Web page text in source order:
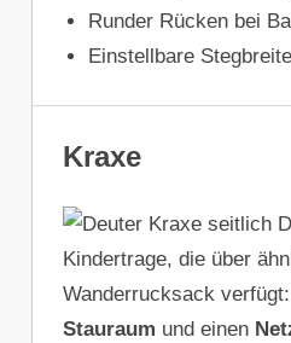
Runder Rücken bei
Einstellbare Stegbreite
Kraxe
Kindertrage, die über
Wanderrucksack
Stauraum und einen